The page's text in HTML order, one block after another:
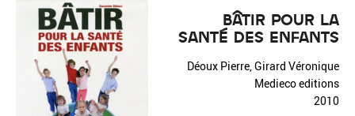
BÂTIR POUR LA
SANTÉ DES ENFANTS
Déoux Pierre, Girard Véronique
Medieco editions
2010